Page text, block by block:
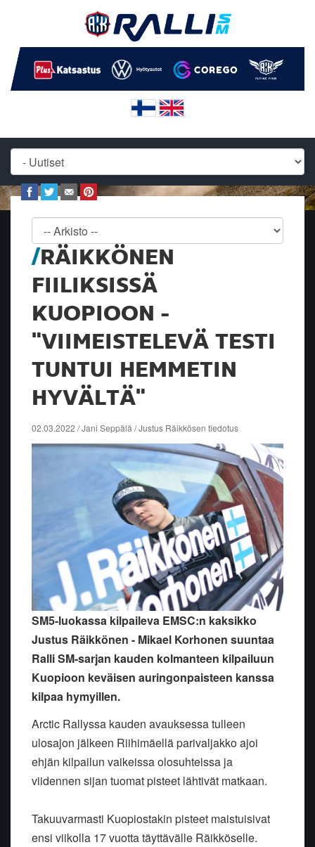
RÄIKKÖNEN
FIILIKSISSÄ
KUOPIOON -
"VIIMEISTELEVÄ TESTI
TUNTUI HEMMETIN
HYVÄLTÄ"
02.03.2022 / Jani Seppälä / Justus Räikkösen tiedotus
SM5-luokassa kilpaileva EMSC:n kaksikko
Justus Räikkönen - Mikael Korhonen suuntaa
Ralli SM-sarjan kauden kolmanteen kilpailuun
Kuopioon keväisen auringonpaisteen kanssa
kilpaa hymyillen.
Arctic Rallyssa kauden avauksessa tulleen
ulosajon jälkeen Riihimäellä parivaljakko ajoi
ehjän kilpailun vaikeissa olosuhteissa ja
viidennen sijan tuomat pisteet lähtivät matkaan.
Takuuvarmasti Kuopiostakin pisteet maistuisivat
ensi viikolla 17 vuotta täyttävälle Räikköselle.